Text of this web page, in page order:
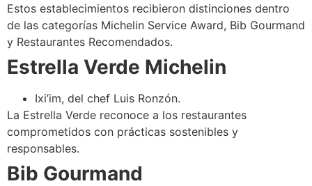
Estos establecimientos recibieron distinciones dentro
de las categorías Michelin Service Award, Bib Gourmand
y Restaurantes Recomendados.
Estrella Verde Michelin
Ixi’im, del chef Luis Ronzón.
La Estrella Verde reconoce a los restaurantes
comprometidos con prácticas sostenibles y
responsables.
Bib Gourmand